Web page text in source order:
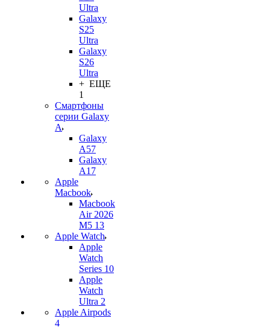
Ultra
Galaxy
S25
Ultra
Galaxy
S26
Ultra
+ ЕЩЕ
1
Смартфоны
серии Galaxy
A
Galaxy
A57
Galaxy
A17
Apple
Macbook
Macbook
Air 2026
M5 13
Apple Watch
Apple
Watch
Series 10
Apple
Watch
Ultra 2
Apple Airpods
4